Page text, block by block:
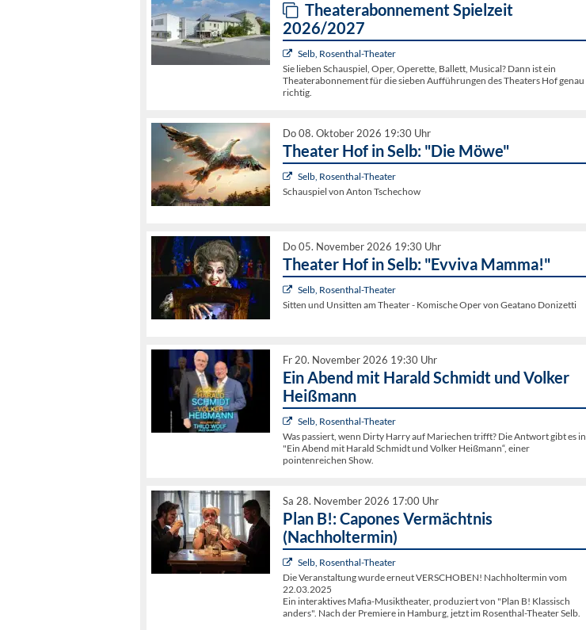
Theaterabonnement Spielzeit
2026/2027
Selb, Rosenthal-Theater
Sie lieben Schauspiel, Oper, Operette, Ballett, Musical? Dann ist ein
Theaterabonnement für die sieben Aufführungen des Theaters Hof genau
richtig.
Do 08. Oktober 2026 19:30 Uhr
Theater Hof in Selb: "Die Möwe"
Selb, Rosenthal-Theater
Schauspiel von Anton Tschechow
Do 05. November 2026 19:30 Uhr
Theater Hof in Selb: "Evviva Mamma!"
Selb, Rosenthal-Theater
Sitten und Unsitten am Theater - Komische Oper von Geatano Donizetti
Fr 20. November 2026 19:30 Uhr
Ein Abend mit Harald Schmidt und Volker
Heißmann
Selb, Rosenthal-Theater
Was passiert, wenn Dirty Harry auf Mariechen trifft? Die Antwort gibt es in
"Ein Abend mit Harald Schmidt und Volker Heißmann“, einer
pointenreichen Show.
Sa 28. November 2026 17:00 Uhr
Plan B!: Capones Vermächtnis
(Nachholtermin)
Selb, Rosenthal-Theater
Die Veranstaltung wurde erneut VERSCHOBEN! Nachholtermin vom
22.03.2025
Ein interaktives Mafia-Musiktheater, produziert von "Plan B! Klassisch
anders". Nach der Premiere in Hamburg, jetzt im Rosenthal-Theater Selb.